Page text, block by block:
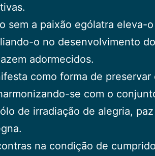
sem a paixão ególatra eleva-
o no desenvolvimento
adormecidos.
como forma de
se com o
de irradiação de alegria,
na condição de